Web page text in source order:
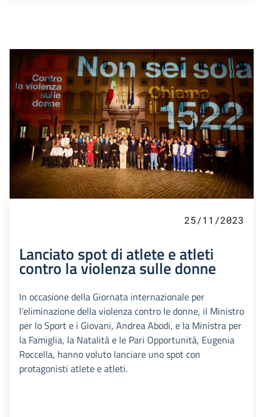
25/11/2023
Lanciato spot di atlete e atleti
contro la violenza sulle donne
In occasione della Giornata internazionale per
l’eliminazione della violenza contro le donne, il Ministro
per lo Sport e i Giovani, Andrea Abodi, e la Ministra per
la Famiglia, la Natalità e le Pari Opportunità, Eugenia
Roccella, hanno voluto lanciare uno spot con
protagonisti atlete e atleti.